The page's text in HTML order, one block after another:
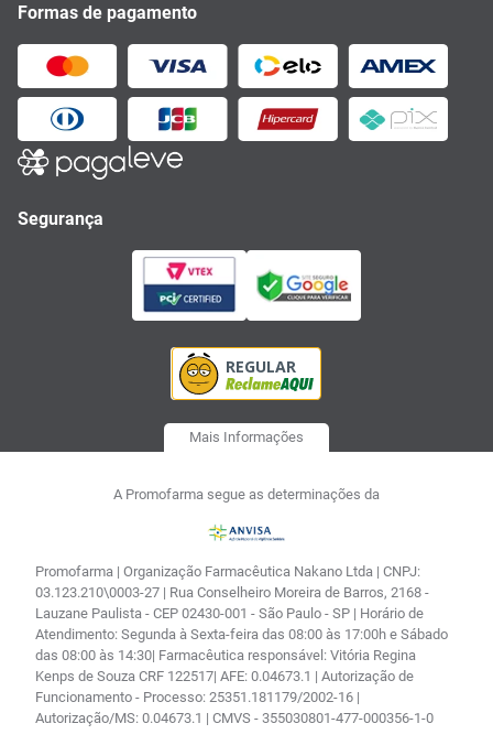
Formas de pagamento
Segurança
Mais Informações
A Promofarma segue as determinações da
Promofarma | Organização Farmacêutica Nakano Ltda | CNPJ:
03.123.210\0003-27 | Rua Conselheiro Moreira de Barros, 2168 -
Lauzane Paulista - CEP 02430-001 - São Paulo - SP | Horário de
Atendimento: Segunda à Sexta-feira das 08:00 às 17:00h e Sábado
das 08:00 às 14:30| Farmacêutica responsável: Vitória Regina
Kenps de Souza CRF 122517| AFE: 0.04673.1 | Autorização de
Funcionamento - Processo: 25351.181179/2002-16 |
Autorização/MS: 0.04673.1 | CMVS - 355030801-477-000356-1-0